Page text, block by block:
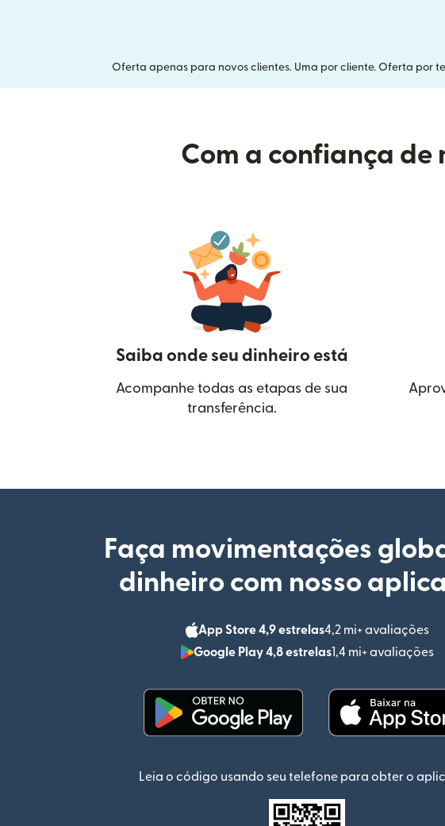
Oferta apenas para novos clientes. Uma por cliente. Oferta por
Com a confiança de
Saiba onde seu dinheiro está
Acompanhe todas as etapas de sua
transferência.
Faça movimentações
dinheiro com nosso
App Store 4,9 estrelas4,2 mi+ avaliações
Google Play 4,8 estrelas1,4 mi+ avaliações
Leia o código usando seu telefone para obter o